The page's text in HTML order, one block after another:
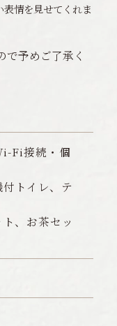
情を見せてくれま
予めご了承く
Fi接続・個
トイレ、テ
、お茶セッ